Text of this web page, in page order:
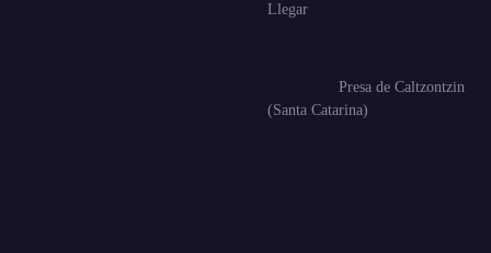
Llegar
Presa de Caltzontzin
(Santa Catarina)